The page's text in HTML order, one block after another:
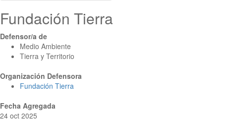
Fundación Tierra
Defensor/a de
Medio Ambiente
Tierra y Territorio
Organización Defensora
Fundación Tierra
Fecha Agregada
24 oct 2025